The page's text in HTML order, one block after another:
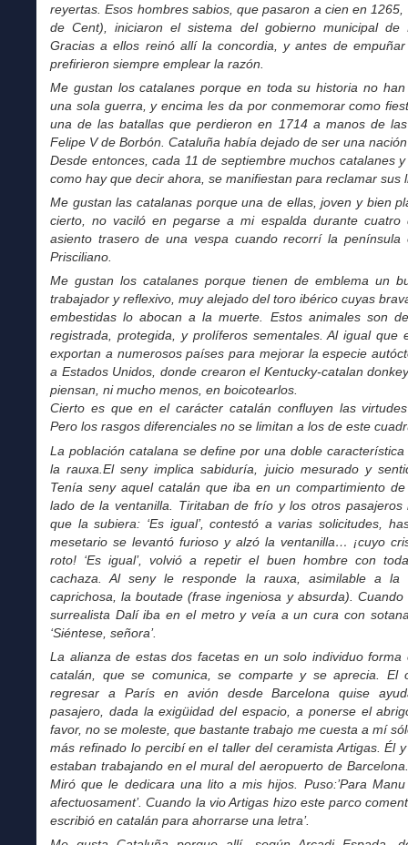
reyertas. Esos hombres sabios, que pasaron a cien en 1265,
de Cent), iniciaron el sistema del gobierno municipal de
Gracias a ellos reinó allí la concordia, y antes de
prefirieron siempre emplear la razón.
Me gustan los catalanes porque en toda su historia no
una sola guerra, y encima les da por conmemorar como
una de las batallas que perdieron en 1714 a manos de
Felipe V de Borbón. Cataluña había dejado de ser una
Desde entonces, cada 11 de septiembre muchos catalanes
como hay que decir ahora, se manifiestan para reclamar sus
Me gustan las catalanas porque una de ellas, joven y bien
cierto, no vaciló en pegarse a mi espalda durante cuatro
asiento trasero de una vespa cuando recorrí la península
Prisciliano.
Me gustan los catalanes porque tienen de emblema un
trabajador y reflexivo, muy alejado del toro ibérico cuyas
embestidas lo abocan a la muerte. Estos animales son
registrada, protegida, y prolíferos sementales. Al igual que
exportan a numerosos países para mejorar la especie
a Estados Unidos, donde crearon el Kentucky-catalan
piensan, ni mucho menos, en boicotearlos.
Cierto es que en el carácter catalán confluyen las
Pero los rasgos diferenciales no se limitan a los de este
La población catalana se define por una doble
la rauxa.El seny implica sabiduría, juicio mesurado y
Tenía seny aquel catalán que iba en un compartimiento
lado de la ventanilla. Tiritaban de frío y los otros pasajeros
que la subiera: ‘Es igual’, contestó a varias solicitudes,
mesetario se levantó furioso y alzó la ventanilla… ¡cuyo
roto! ‘Es igual’, volvió a repetir el buen hombre con
cachaza. Al seny le responde la rauxa, asimilable a la
caprichosa, la boutade (frase ingeniosa y absurda).
surrealista Dalí iba en el metro y veía a un cura con
‘Siéntese, señora’.
La alianza de estas dos facetas en un solo individuo forma
catalán, que se comunica, se comparte y se aprecia. El
regresar a París en avión desde Barcelona quise
pasajero, dada la exigüidad del espacio, a ponerse el
favor, no se moleste, que bastante trabajo me cuesta a mí
más refinado lo percibí en el taller del ceramista Artigas. Él
estaban trabajando en el mural del aeropuerto de
Miró que le dedicara una lito a mis hijos. Puso:’Para
afectuosament’. Cuando la vio Artigas hizo este parco
escribió en catalán para ahorrarse una letra’.